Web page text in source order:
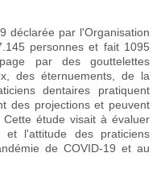
déclarée par l'Organisation
personnes et fait 1095
par des gouttelettes
des éternuements, de la
dentaires pratiquent
des projections et peuvent
étude visait à évaluer
et l'attitude des praticiens
de COVID-19 et au